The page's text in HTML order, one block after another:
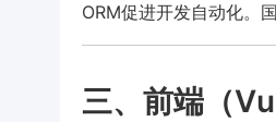
ORM促进开发自动化。
三、前端（